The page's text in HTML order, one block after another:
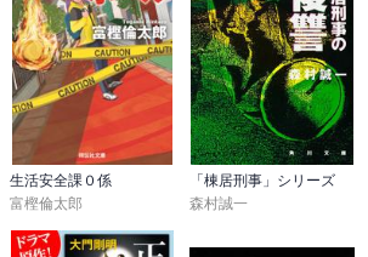
生活安全課０係
富樫倫太郎
「棟居刑事」シリーズ
森村誠一